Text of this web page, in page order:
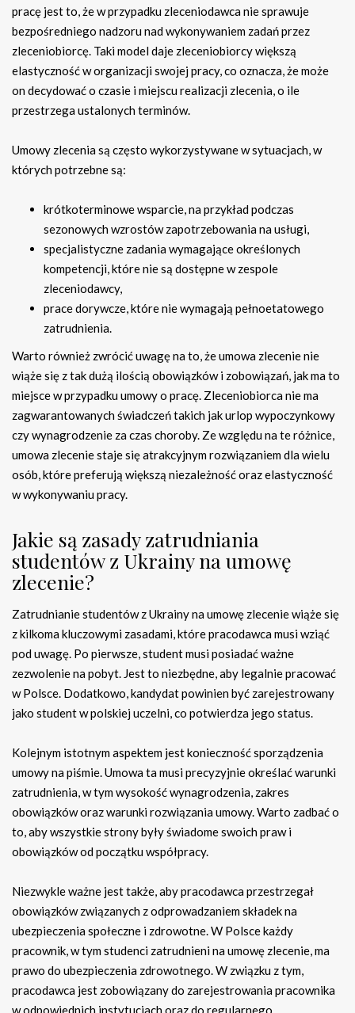
pracę jest to, że w przypadku zleceniodawca nie sprawuje
bezpośredniego nadzoru nad wykonywaniem zadań przez
zleceniobiorcę. Taki model daje zleceniobiorcy większą
elastyczność w organizacji swojej pracy, co oznacza, że może
on decydować o czasie i miejscu realizacji zlecenia, o ile
przestrzega ustalonych terminów.
Umowy zlecenia są często wykorzystywane w sytuacjach, w
których potrzebne są:
krótkoterminowe wsparcie, na przykład podczas
sezonowych wzrostów zapotrzebowania na usługi,
specjalistyczne zadania wymagające określonych
kompetencji, które nie są dostępne w zespole
zleceniodawcy,
prace dorywcze, które nie wymagają pełnoetatowego
zatrudnienia.
Warto również zwrócić uwagę na to, że umowa zlecenie nie
wiąże się z tak dużą ilością obowiązków i zobowiązań, jak ma to
miejsce w przypadku umowy o pracę. Zleceniobiorca nie ma
zagwarantowanych świadczeń takich jak urlop wypoczynkowy
czy wynagrodzenie za czas choroby. Ze względu na te różnice,
umowa zlecenie staje się atrakcyjnym rozwiązaniem dla wielu
osób, które preferują większą niezależność oraz elastyczność
w wykonywaniu pracy.
Jakie są zasady zatrudniania
studentów z Ukrainy na umowę
zlecenie?
Zatrudnianie studentów z Ukrainy na umowę zlecenie wiąże się
z kilkoma kluczowymi zasadami, które pracodawca musi wziąć
pod uwagę. Po pierwsze, student musi posiadać ważne
zezwolenie na pobyt. Jest to niezbędne, aby legalnie pracować
w Polsce. Dodatkowo, kandydat powinien być zarejestrowany
jako student w polskiej uczelni, co potwierdza jego status.
Kolejnym istotnym aspektem jest konieczność sporządzenia
umowy na piśmie. Umowa ta musi precyzyjnie określać warunki
zatrudnienia, w tym wysokość wynagrodzenia, zakres
obowiązków oraz warunki rozwiązania umowy. Warto zadbać o
to, aby wszystkie strony były świadome swoich praw i
obowiązków od początku współpracy.
Niezwykle ważne jest także, aby pracodawca przestrzegał
obowiązków związanych z odprowadzaniem składek na
ubezpieczenia społeczne i zdrowotne. W Polsce każdy
pracownik, w tym studenci zatrudnieni na umowę zlecenie, ma
prawo do ubezpieczenia zdrowotnego. W związku z tym,
pracodawca jest zobowiązany do zarejestrowania pracownika
w odpowiednich instytucjach oraz do regularnego